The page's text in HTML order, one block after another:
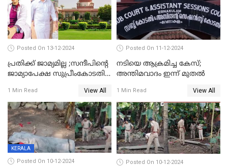
Posted On 13-12-2024
പ്രതിക്ക് ജാമ്യമില്ല ;സന്ദീപിന്റെ
ജാമ്യാപേക്ഷ സുപ്രീംകോടതി
1 Min Read View All
Posted On 11-12-2024
നടിയെ ആക്രമിച്ച കേസ്;
അന്തിമവാദം ഇന്ന് മുതല്‍
1 Min Read View All
KERALA
Posted On 10-12-2024 Posted On 10-12-2024